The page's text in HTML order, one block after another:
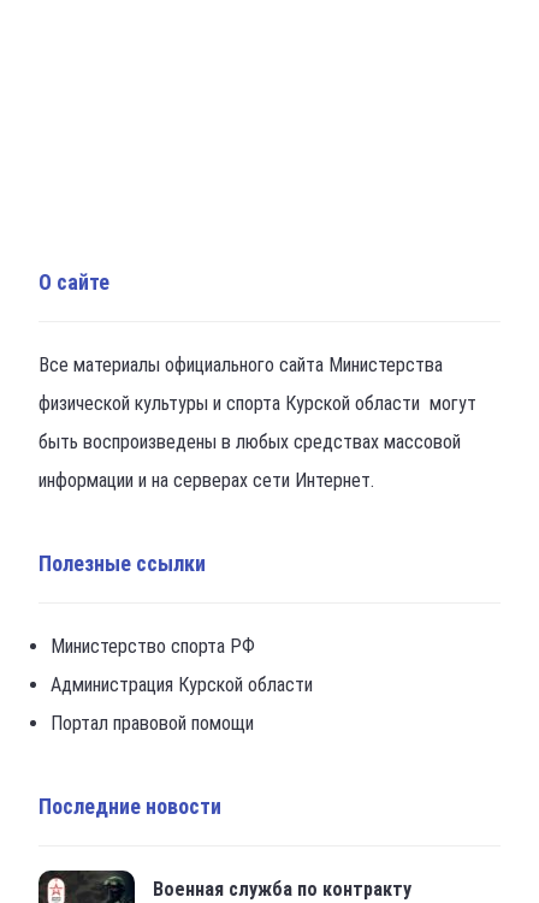
О сайте
Все материалы официального сайта Министерства
физической культуры и спорта Курской области могут
быть воспроизведены в любых средствах массовой
информации и на серверах сети Интернет.
Полезные ссылки
Министерство спорта РФ
Администрация Курской области
Портал правовой помощи
Последние новости
Военная служба по контракту